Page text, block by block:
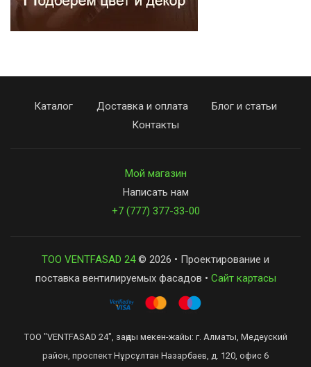
Каталог Доставка и оплата
Блог и статьи
Контакты
Мой магазин
Написать нам
+7 (777) 377-33-00
ТОО VENTFASAD 24© 2026 • Проектирование и
поставка вентилируемых фасадов • Сайт картасы
ТОО "VENTFASAD 24", заңды мекен-жайы: г. Алматы, Медеуский
район, проспект Нұрсұлтан Назарбаев, д. 120, офис 6